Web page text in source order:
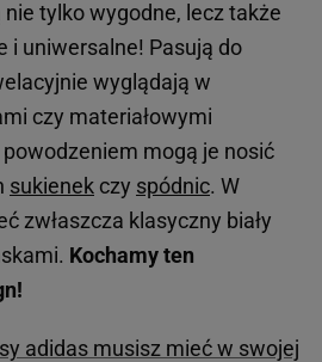
tylko wygodne, lecz także
i uniwersalne! Pasują do
wyglądają w
czy materiałowymi
mogą je nosić
sukienek czy spódnic. W
zwłaszcza klasyczny biały
Kochamy ten
adidas musisz mieć w swojej